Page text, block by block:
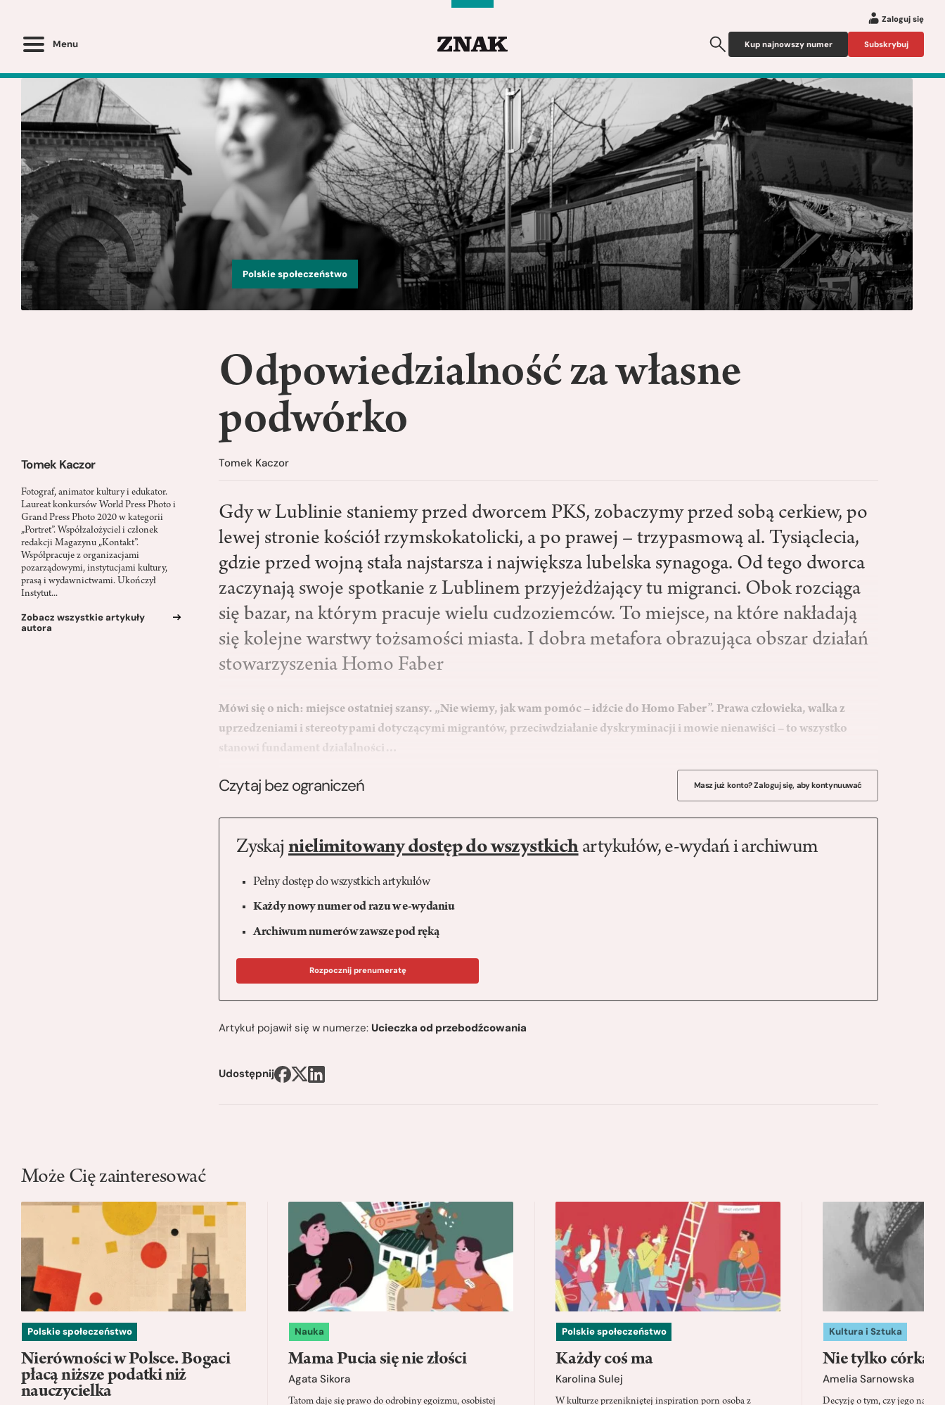
Menu
Zaloguj się
Kup najnowszy numer Subskrybuj
Polskie społeczeństwo
Tomek Kaczor
Fotograf, animator kultury i edukator.
Laureat konkursów World Press Photo i
Grand Press Photo 2020 w kategorii
„Portret”. Współzałożyciel i członek
redakcji Magazynu „Kontakt”.
Współpracuje z organizacjami
pozarządowymi, instytucjami kultury,
prasą i wydawnictwami. Ukończył
Instytut...
Zobacz wszystkie artykuły
autora
Odpowiedzialność za własne
podwórko
Tomek Kaczor
Gdy w Lublinie staniemy przed dworcem PKS, zobaczymy przed sobą cerkiew, po
lewej stronie kościół rzymskokatolicki, a po prawej – trzypasmową al. Tysiąclecia,
gdzie przed wojną stała najstarsza i największa lubelska synagoga. Od tego dworca
zaczynają swoje spotkanie z Lublinem przyjeżdżający tu migranci. Obok rozciąga
się bazar, na którym pracuje wielu cudzoziemców. To miejsce, na które nakładają
się kolejne warstwy tożsamości miasta. I dobra metafora obrazująca obszar działań
stowarzyszenia Homo Faber
Mówi się o nich: miejsce ostatniej szansy. „Nie wiemy, jak wam pomóc – idźcie do Homo Faber”. Prawa człowieka, walka z
uprzedzeniami i stereotypami dotyczącymi migrantów, przeciwdziałanie dyskryminacji i mowie nienawiści – to wszystko
stanowi fundament działalności…
Czytaj bez ograniczeń Masz już konto? Zaloguj się, aby kontynuuwać
Zyskaj nielimitowany dostęp do wszystkichartykułów, e-wydań i archiwum
Pełny dostęp do wszystkich artykułów
Każdy nowy numer od razu w e-wydaniu
Archiwum numerów zawsze pod ręką
Rozpocznij prenumeratę
Artykuł pojawił się w numerze: Ucieczka od przebodźcowania
Udostępnij
Może Cię zainteresować
Polskie społeczeństwo
Nierówności w Polsce. Bogaci
płacą niższe podatki niż
nauczycielka
Nauka
Mama Pucia się nie złości
Agata Sikora
Tatom daje się prawo do odrobiny egoizmu, osobistej
Polskie społeczeństwo
Każdy coś ma
Karolina Sulej
W kulturze przenikniętej inspiration porn osoba z
Kultura i Sztuka
Nie tylko córka
Amelia Sarnowska
Decyzję o tym, czy jego